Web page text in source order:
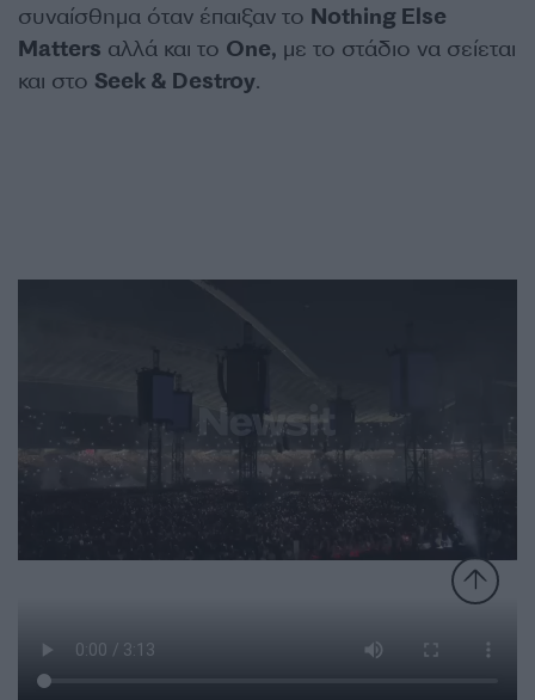
συναίσθημα όταν έπαιξαν το Nothing Else
Matters αλλά και το One, με το στάδιο να σείεται
και στο Seek & Destroy.